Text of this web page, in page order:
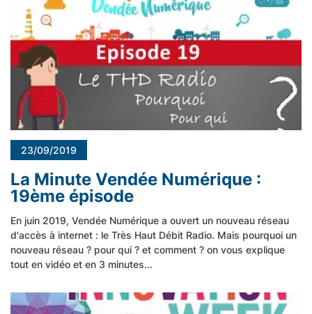
23/09/2019
La Minute Vendée Numérique :
19ème épisode
En juin 2019, Vendée Numérique a ouvert un nouveau réseau
d'accès à internet : le Très Haut Débit Radio. Mais pourquoi un
nouveau réseau ? pour qui ? et comment ? on vous explique
tout en vidéo et en 3 minutes...